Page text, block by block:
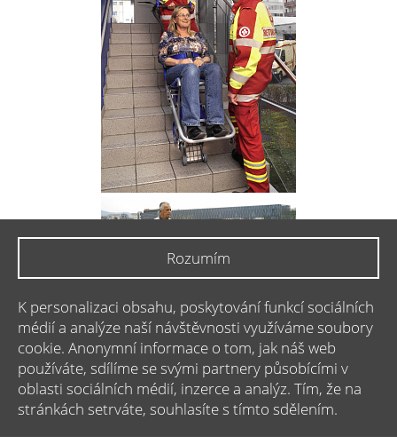
Rozumím
K personalizaci obsahu, poskytování funkcí sociálních
médií a analýze naší návštěvnosti využíváme soubory
cookie. Anonymní informace o tom, jak náš web
používáte, sdílíme se svými partnery působícími v
oblasti sociálních médií, inzerce a analýz. Tím, že na
stránkách setrváte, souhlasíte s tímto sdělením.